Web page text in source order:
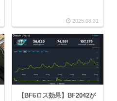
2025.08.31
【BF6ロス効果】BF2042が